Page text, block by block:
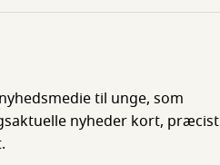
til unge, som
nyheder kort, præcist